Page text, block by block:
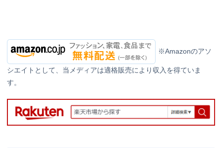
※Amazonのアソ
シエイトとして、当メディアは適格販売により収入を得ていま
す。